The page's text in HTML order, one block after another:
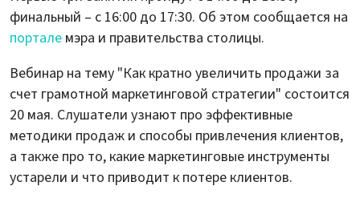
финальный – с 16:00 до 17:30. Об этом сообщается на
портале мэра и правительства столицы.
Вебинар на тему "Как кратно увеличить продажи за
счет грамотной маркетинговой стратегии" состоится
20 мая. Слушатели узнают про эффективные
методики продаж и способы привлечения клиентов,
а также про то, какие маркетинговые инструменты
устарели и что приводит к потере клиентов.